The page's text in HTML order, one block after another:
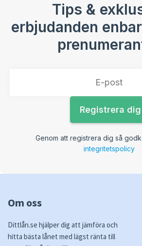
Tips &
erbjudanden
Genom att registrera dig så
integritetspolicy
Om oss
Dittlån.se hjälper dig att jämföra och
hitta bästa lånet med lägst ränta till